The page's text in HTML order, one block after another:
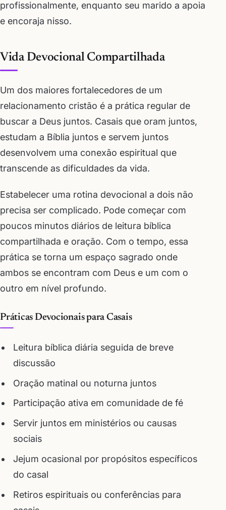
profissionalmente, enquanto seu marido a apoia
e encoraja nisso.
Vida Devocional Compartilhada
Um dos maiores fortalecedores de um
relacionamento cristão é a prática regular de
buscar a Deus juntos. Casais que oram juntos,
estudam a Bíblia juntos e servem juntos
desenvolvem uma conexão espiritual que
transcende as dificuldades da vida.
Estabelecer uma rotina devocional a dois não
precisa ser complicado. Pode começar com
poucos minutos diários de leitura bíblica
compartilhada e oração. Com o tempo, essa
prática se torna um espaço sagrado onde
ambos se encontram com Deus e um com o
outro em nível profundo.
Práticas Devocionais para Casais
Leitura bíblica diária seguida de breve
discussão
Oração matinal ou noturna juntos
Participação ativa em comunidade de fé
Servir juntos em ministérios ou causas
sociais
Jejum ocasional por propósitos específicos
do casal
Retiros espirituais ou conferências para